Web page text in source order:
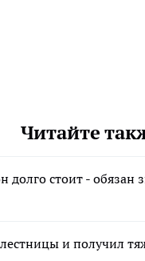
Читайте
долго стоит - обязан
и получил